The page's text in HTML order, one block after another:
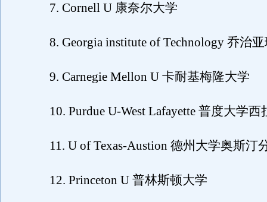
7. Cornell U 康奈尔大学
8. Georgia institute of Technology 乔治
9. Carnegie Mellon U 卡耐基梅隆大学
10. Purdue U-West Lafayette 普度大学西
11. U of Texas-Austion 德州大学奥斯汀
12. Princeton U 普林斯顿大学